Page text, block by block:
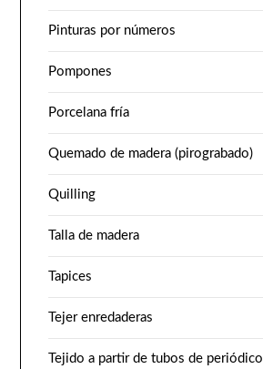
Pinturas por números
Pompones
Porcelana fría
Quemado de madera (pirograbado)
Quilling
Talla de madera
Tapices
Tejer enredaderas
Tejido a partir de tubos de periódico